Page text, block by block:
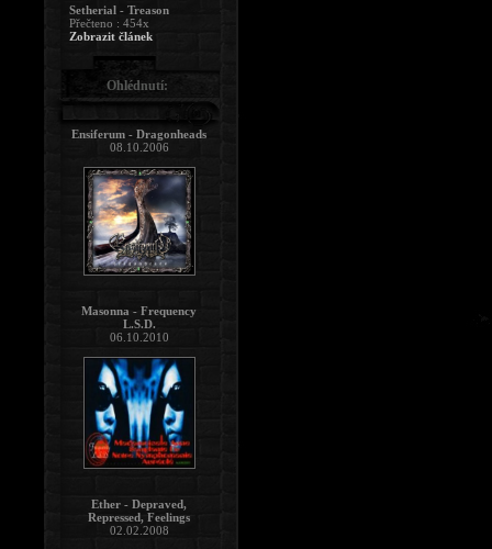
Setherial - Treason
Přečteno : 454x
Zobrazit článek
Ohlédnutí:
Ensiferum - Dragonheads
08.10.2006
Masonna - Frequency
L.S.D.
06.10.2010
Ether - Depraved,
Repressed, Feelings
02.02.2008